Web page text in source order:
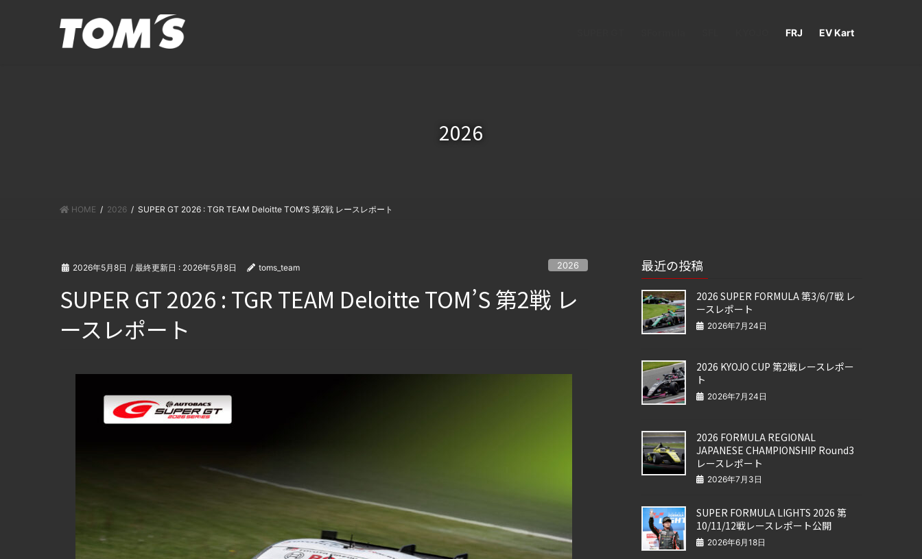
FRJ EV Kart
2026
HOME 2026 SUPER GT 2026 : TGR TEAM Deloitte TOM’S 第2戦 レースレポート
2026年5月8日 / 最終更新日 : 2026年5月8日 toms_team 2026
SUPER GT 2026 : TGR TEAM Deloitte TOM’S 第2戦 レ
ースレポート
最近の投稿
2026 SUPER FORMULA 第3/6/7戦 レ
ースレポート
2026年7月24日
2026 KYOJO CUP 第2戦レースレポー
ト
2026年7月24日
2026 FORMULA REGIONAL
JAPANESE CHAMPIONSHIP Round3
レースレポート
2026年7月3日
SUPER FORMULA LIGHTS 2026 第
10/11/12戦レースレポート公開
2026年6月18日